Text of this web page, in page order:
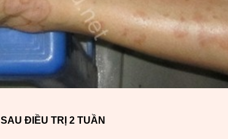
SAU ĐIỀU TRỊ 2 TUẦN